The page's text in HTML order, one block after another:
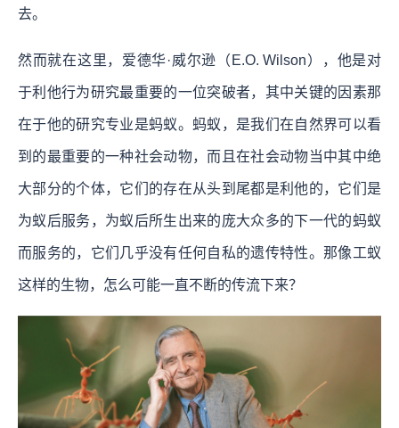
去。
然而就在这里，爱德华·威尔逊（E.O. Wilson），他是对
于利他行为研究最重要的一位突破者，其中关键的因素那
在于他的研究专业是蚂蚁。蚂蚁，是我们在自然界可以看
到的最重要的一种社会动物，而且在社会动物当中其中绝
大部分的个体，它们的存在从头到尾都是利他的，它们是
为蚁后服务，为蚁后所生出来的庞大众多的下一代的蚂蚁
而服务的，它们几乎没有任何自私的遗传特性。那像工蚁
这样的生物，怎么可能一直不断的传流下来？